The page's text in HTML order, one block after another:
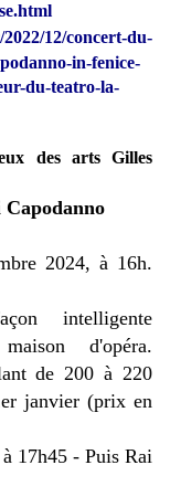
12/concert-du-
in-fenice-
du-teatro-la-
des arts Gilles
2024, à 16h.
intelligente
d'opéra.
de 200 à 220
janvier (prix en
17h45 - Puis Rai